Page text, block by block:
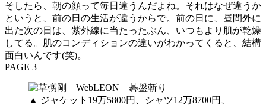
そしたら、朝の顔って毎日違うんだよね。それはなぜ違うか
というと、前の日の生活が違うからで。前の日に、昼間外に
出た次の日は、紫外線に当たったぶん、いつもより肌が乾燥
してる。肌のコンディションの違いがわかってくると、結構
面白いんです(笑)。
PAGE 3
▲ ジャケット19万5800円、シャツ12万8700円、